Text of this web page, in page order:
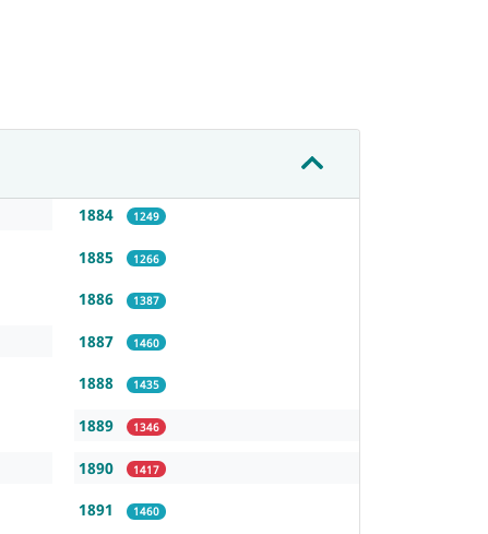
1884 1249
1885 1266
1886 1387
1887 1460
1888 1435
1889 1346
1890 1417
1891 1460